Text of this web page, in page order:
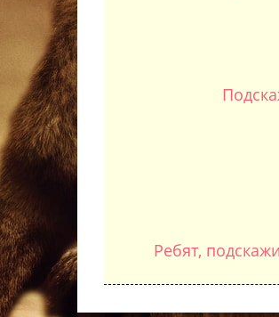
Ребят,